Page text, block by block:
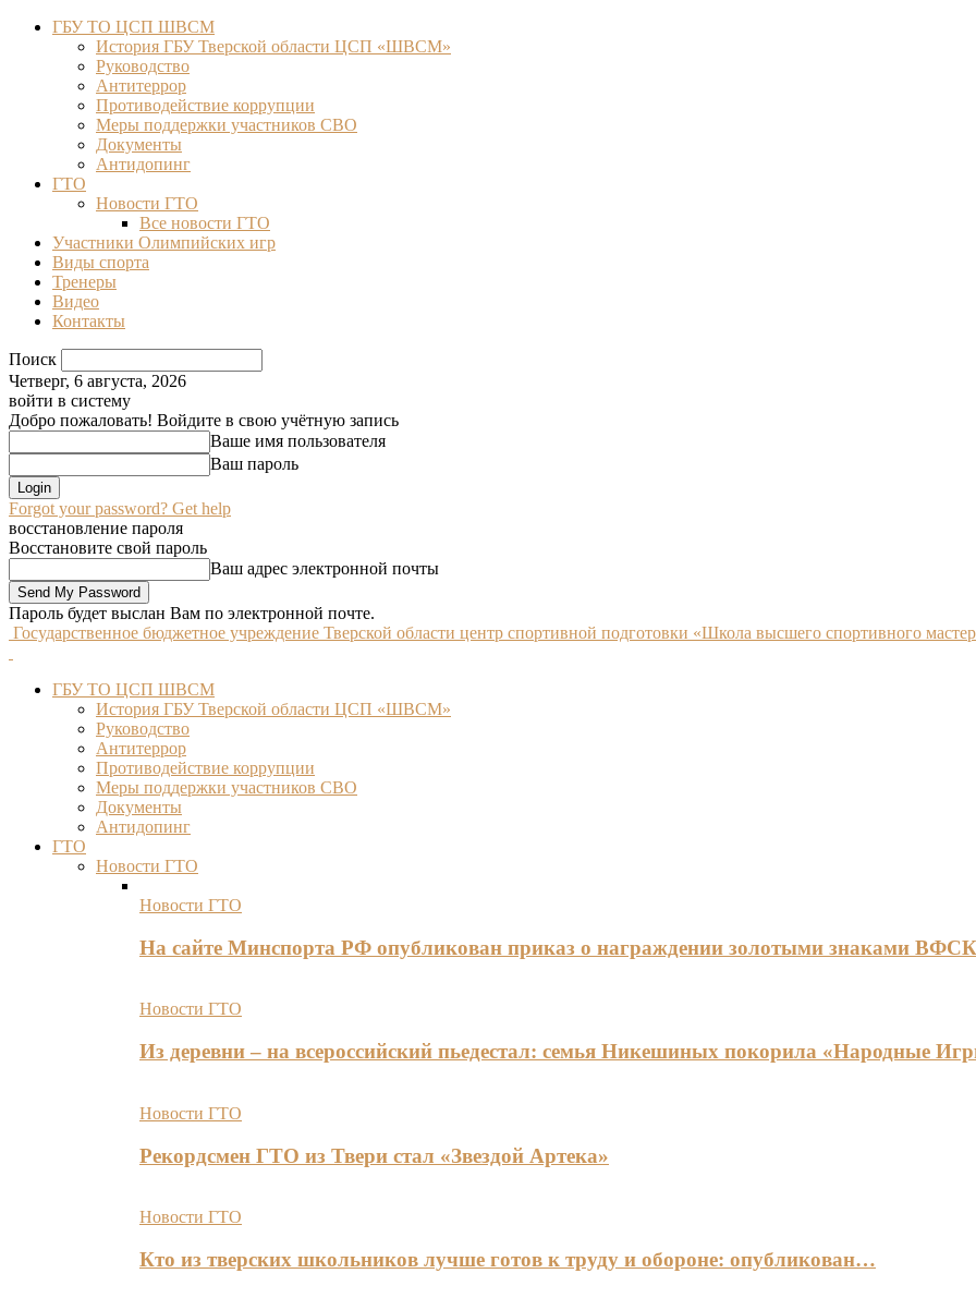
ГБУ ТО ЦСП ШВСМ
История ГБУ Тверской области ЦСП «ШВСМ»
Руководство
Антитеррор
Противодействие коррупции
Меры поддержки участников СВО
Документы
Антидопинг
ГТО
Новости ГТО
Все новости ГТО
Участники Олимпийских игр
Виды спорта
Тренеры
Видео
Контакты
Поиск
Четверг, 6 августа, 2026
войти в систему
Добро пожаловать! Войдите в свою учётную запись
Ваше имя пользователя
Ваш пароль
Forgot your password? Get help
восстановление пароля
Восстановите свой пароль
Ваш адрес электронной почты
Пароль будет выслан Вам по электронной почте.
Государственное бюджетное учреждение Тверской области центр спортивной подготовки «Школа высшего спортивного
ГБУ ТО ЦСП ШВСМ
История ГБУ Тверской области ЦСП «ШВСМ»
Руководство
Антитеррор
Противодействие коррупции
Меры поддержки участников СВО
Документы
Антидопинг
ГТО
Новости ГТО
Новости ГТО
На сайте Минспорта РФ опубликован приказ о награждении золотыми знаками
Новости ГТО
Из деревни – на всероссийский пьедестал: семья Никешиных покорила «Народные
Новости ГТО
Рекордсмен ГТО из Твери стал «Звездой Артека»
Новости ГТО
Кто из тверских школьников лучше готов к труду и обороне: опубликован…